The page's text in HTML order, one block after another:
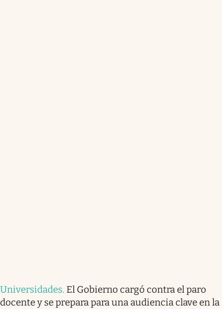
Universidades. El Gobierno cargó contra el paro
docente y se prepara para una audiencia clave en la